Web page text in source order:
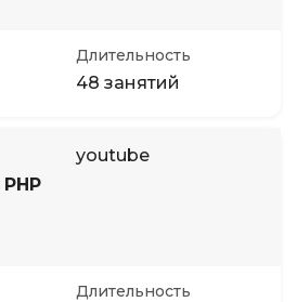
Длительность
48 занятий
youtube
Длительность